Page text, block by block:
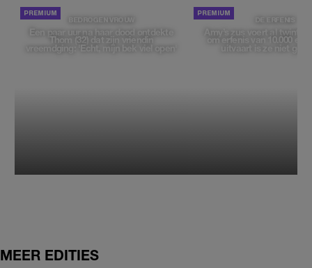
BEDROGEN VROUW
Een paar uur na haar dood ontdekte
Thom (32) dat zijn vriendin
vreemdging: 'Echt, mijn bek viel open'
DE ERFENIS
Amy’s zus voert al twintig
om erfenis van 10.000
uitvaart is ze niet
MEER EDITIES